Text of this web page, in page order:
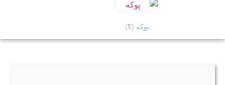
پوکه (5)